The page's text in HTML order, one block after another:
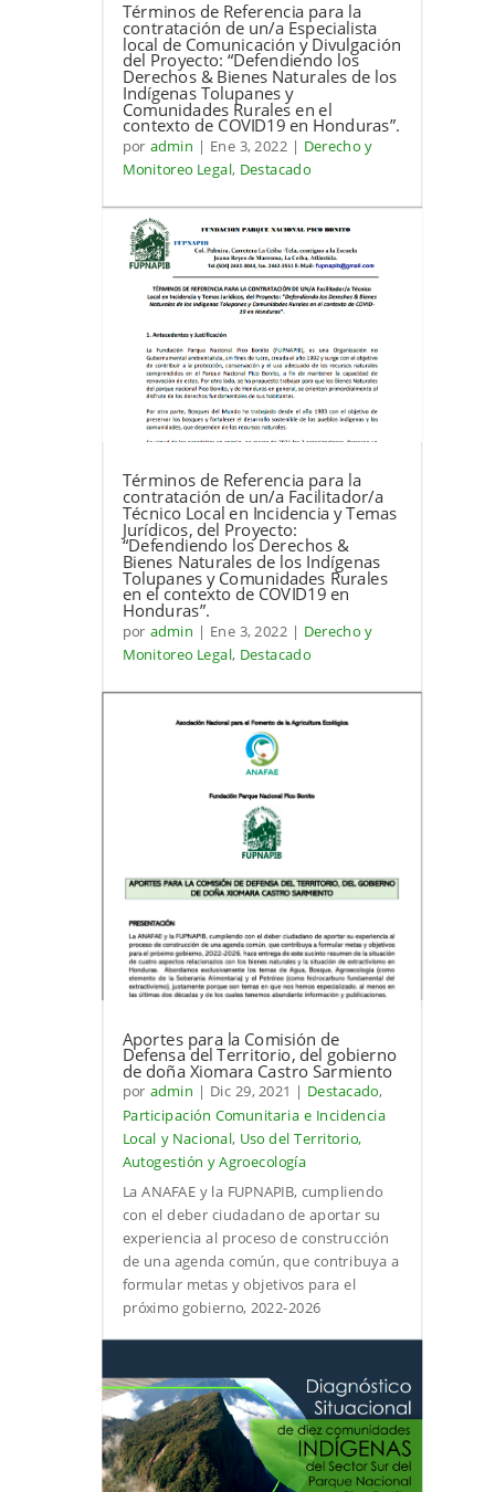
Términos de Referencia para la
contratación de un/a Especialista
local de Comunicación y Divulgación
del Proyecto: “Defendiendo los
Derechos & Bienes Naturales de los
Indígenas Tolupanes y
Comunidades Rurales en el
contexto de COVID19 en Honduras”.
por admin | Ene 3, 2022| Derecho y
Monitoreo Legal, Destacado
Términos de Referencia para la
contratación de un/a Facilitador/a
Técnico Local en Incidencia y Temas
Jurídicos, del Proyecto:
“Defendiendo los Derechos &
Bienes Naturales de los Indígenas
Tolupanes y Comunidades Rurales
en el contexto de COVID19 en
Honduras”.
por admin | Ene 3, 2022| Derecho y
Monitoreo Legal, Destacado
Aportes para la Comisión de
Defensa del Territorio, del gobierno
de doña Xiomara Castro Sarmiento
por admin | Dic 29, 2021 | Destacado,
Participación Comunitaria e Incidencia
Local y Nacional, Uso del Territorio,
Autogestión y Agroecología
La ANAFAE y la FUPNAPIB, cumpliendo
con el deber ciudadano de aportar su
experiencia al proceso de construcción
de una agenda común, que contribuya a
formular metas y objetivos para el
próximo gobierno, 2022-2026